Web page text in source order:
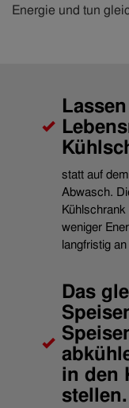
Energie und tun
statt auf
Abwasch.
weniger
langfristig
Das
in den
stellen.